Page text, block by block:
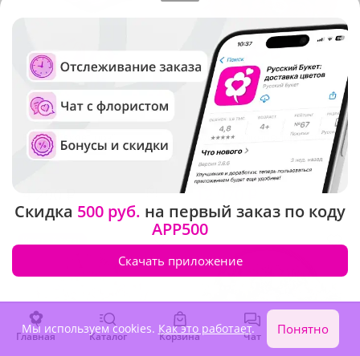
5(943)
Букет "Секрет роз"
В наличии
4.9 (1458)
Букет "Малиновый щербет"
В наличии
14 410 ₽ -10%
Главная Каталог Корзина Чат Войти
Скидка 500 руб. на первый заказ по коду
APP500
Скачать приложение
Мы используем cookies. Как это работает. Понятно